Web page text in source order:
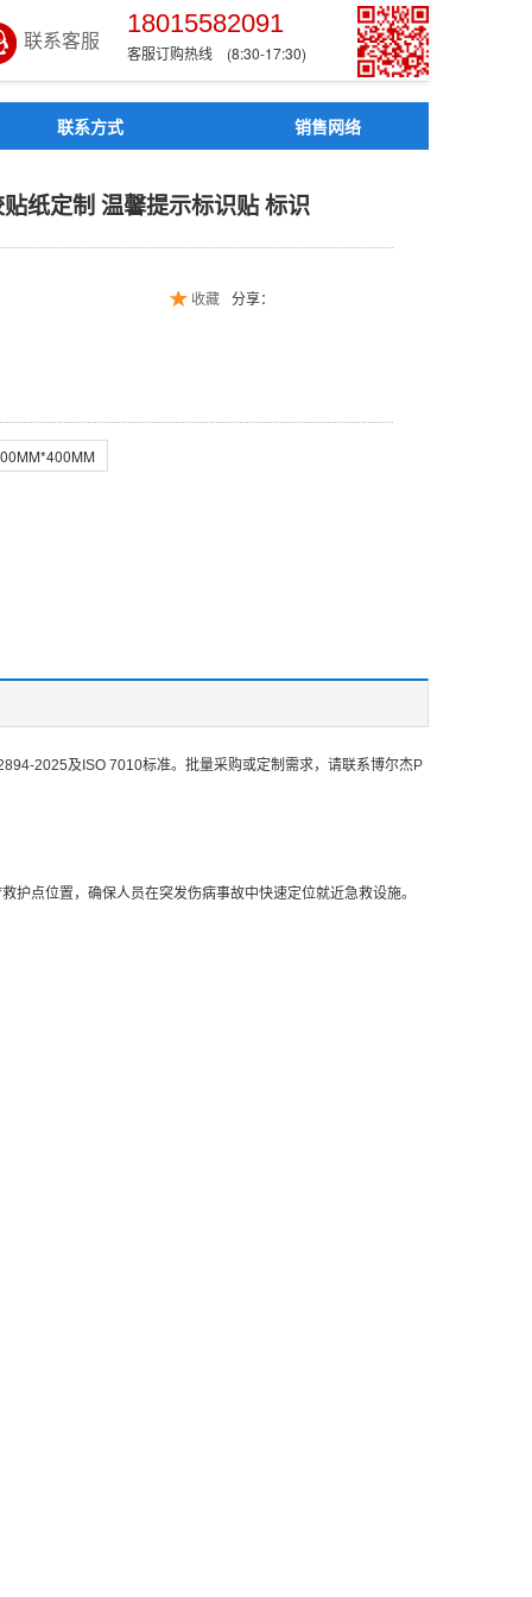
联系客服
18015582091
客服订购热线 (8:30-17:30)
联系方式 销售网络
胶贴纸定制 温馨提示
纸定制 温馨提示标识贴 标识
收藏 分享：
2025及ISO 7010标准。批量采购或定制需求，请联系博尔杰P
点位置，确保人员在突发伤病事故中快速定位就近急救设施。